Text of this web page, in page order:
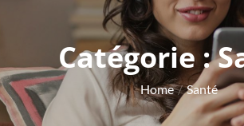
Catégorie :
Home Santé